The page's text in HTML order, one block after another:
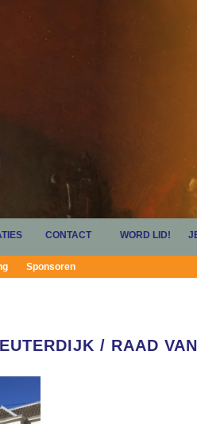
Sponsoren
CONTACT WORD LID!
/ RAAD